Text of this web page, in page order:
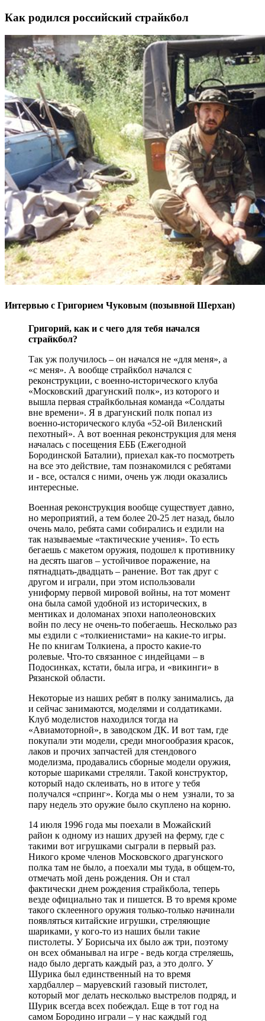
Как родился российский страйкбол
Интервью с Григорием Чуковым (позывной Шерхан)
Григорий, как и с чего для тебя начался
страйкбол?
Так уж получилось – он начался не «для меня», а
«с меня». А вообще страйкбол начался с
реконструкции, с военно-исторического клуба
«Московский драгунский полк», из которого и
вышла первая страйкбольная команда «Солдаты
вне времени». Я в драгунский полк попал из
военно-исторического клуба «52-ой Виленский
пехотный». А вот военная реконструкция для меня
началась с посещения ЕББ (Ежегодной
Бородинской Баталии), приехал как-то посмотреть
на все это действие, там познакомился с ребятами
и - все, остался с ними, очень уж люди оказались
интересные.
Военная реконструкция вообще существует давно,
но мероприятий, а тем более 20-25 лет назад, было
очень мало, ребята сами собирались и ездили на
так называемые «тактические учения». То есть
бегаешь с макетом оружия, подошел к противнику
на десять шагов – устойчивое поражение, на
пятнадцать-двадцать – ранение. Вот так друг с
другом и играли, при этом использовали
униформу первой мировой войны, на тот момент
она была самой удобной из исторических, в
ментиках и доломанах эпохи наполеоновских
войн по лесу не очень-то побегаешь. Несколько раз
мы ездили с «толкиенистами» на какие-то игры.
Не по книгам Толкиена, а просто какие-то
ролевые. Что-то связанное с индейцами – в
Подосинках, кстати, была игра, и «викинги» в
Рязанской области.
Некоторые из наших ребят в полку занимались, да
и сейчас занимаются, моделями и солдатиками.
Клуб моделистов находился тогда на
«Авиамоторной», в заводском ДК. И вот там, где
покупали эти модели, среди многообразия красок,
лаков и прочих запчастей для стендового
моделизма, продавались сборные модели оружия,
которые шариками стреляли. Такой конструктор,
который надо склеивать, но в итоге у тебя
получался «спринг». Когда мы о нем узнали, то за
пару недель это оружие было скуплено на корню.
14 июля 1996 года мы поехали в Можайский
район к одному из наших друзей на ферму, где с
такими вот игрушками сыграли в первый раз.
Никого кроме членов Московского драгунского
полка там не было, а поехали мы туда, в общем-то,
отмечать мой день рождения. Он и стал
фактически днем рождения страйкбола, теперь
везде официально так и пишется. В то время кроме
такого склеенного оружия только-только начинали
появляться китайские игрушки, стреляющие
шариками, у кого-то из наших были такие
пистолеты. У Борисыча их было аж три, поэтому
он всех обманывал на игре - ведь когда стреляешь,
надо было дергать каждый раз, а это долго. У
Шурика был единственный на то время
хардбаллер – маруевский газовый пистолет,
который мог делать несколько выстрелов подряд, и
Шурик всегда всех побеждал. Еще в тот год на
самом Бородино играли – у нас каждый год